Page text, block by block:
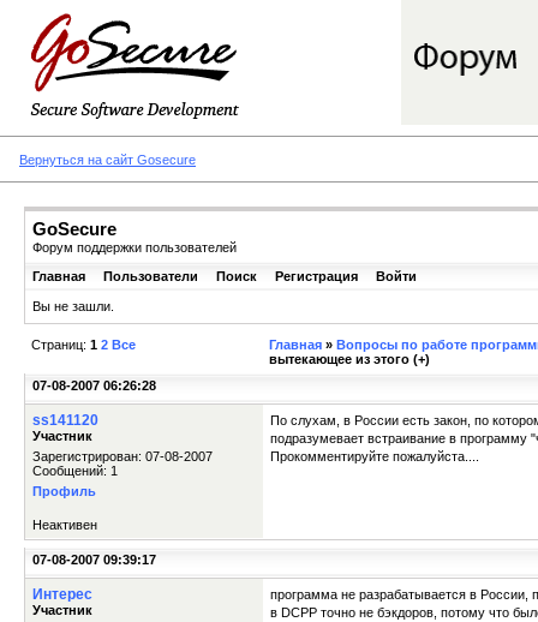
Вернуться на сайт Gosecure
GoSecure
Форум поддержки пользователей
Главная
Пользователи Поиск Регистрация Войти
Вы не зашли.
Страниц: 1 2 Все Главная » Вопросы по работе
вытекающее из этого (+)
07-08-2007 06:26:28
ss141120
Участник
Зарегистрирован: 07-08-2007
Сообщений: 1
Профиль
По слухам, в России есть закон, по
подразумевает встраивание в программу
Прокомментируйте пожалуйста....
Неактивен
07-08-2007 09:39:17
Интерес
Участник
программа не разрабатывается в
в DCPP точно не бэкдоров, потому что